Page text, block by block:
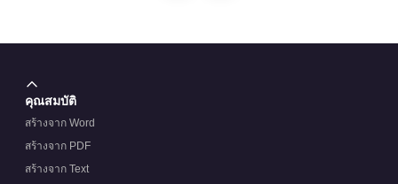
คุณสมบัติ
สร้างจาก Word
สร้างจาก PDF
สร้างจาก Text